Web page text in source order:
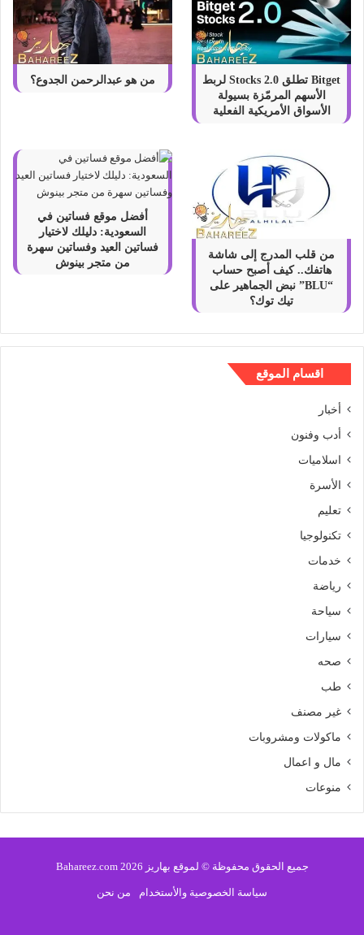
Bitget تطلق Stocks 2.0 لربط
الأسهم المرمّزة بسيولة
الأسواق الأمريكية الفعلية
من هو عبدالرحمن الجدوع؟
من قلب المدرج إلى شاشة
هاتفك.. كيف أصبح حساب
“BLU” نبض الجماهير على
تيك توك؟
أفضل موقع فساتين في
السعودية: دليلك لاختيار
فساتين العيد وفساتين سهرة
من متجر بينوش
اقسام الموقع
أخبار
أدب وفنون
اسلاميات
الأسرة
تعليم
تكنولوجيا
خدمات
رياضة
سياحة
سيارات
صحه
طب
غير مصنف
ماكولات ومشروبات
مال و اعمال
منوعات
جميع الحقوق محفوظة © لموقع بهاريز 2026 Bahareez.com
سياسة الخصوصية والأستخدام من نحن